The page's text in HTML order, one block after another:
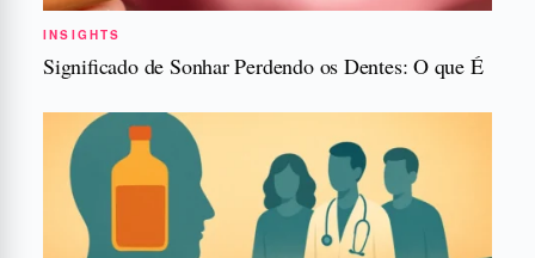
INSIGHTS
Significado de Sonhar Perdendo os Dentes: O que É